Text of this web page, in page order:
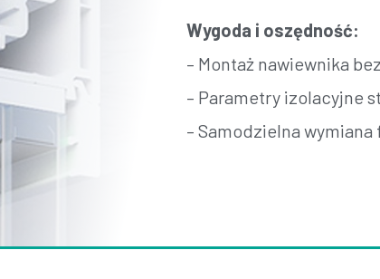
Wygoda i oszędność:
– Montaż nawiewnika
– Parametry izolacyjne
– Samodzielna